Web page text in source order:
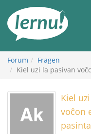
Inhalt
Forum
Fragen
Kiel uzi la pasivan
Kiel
voĉon